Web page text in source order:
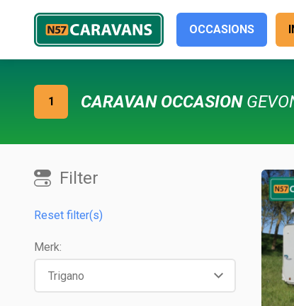
OCCASIONS
1 CARAVAN OCCASION
Filter
Reset filter(s)
Merk: